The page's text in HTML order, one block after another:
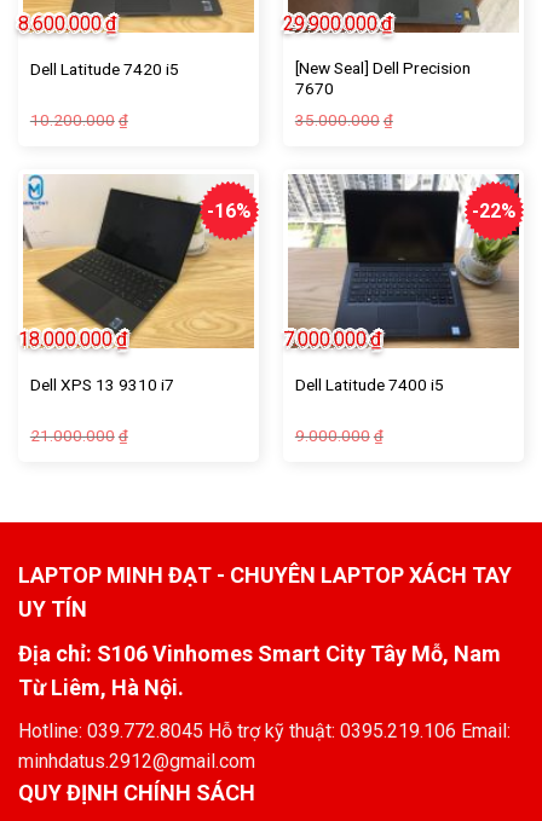
Dell Latitude 7420 i5
10.200.000 ₫
8.600.000₫
[New Seal] Dell Precision
7670
35.000.000 ₫
29.900.000₫
-16%
Dell XPS 13 9310 i7
21.000.000 ₫
18.000.000₫
-22%
Dell Latitude 7400 i5
9.000.000 ₫
7.000.000₫
LAPTOP MINH ĐẠT - CHUYÊN LAPTOP XÁCH TAY
UY TÍN
Địa chỉ: S106 Vinhomes Smart City Tây Mỗ, Nam
Từ Liêm, Hà Nội.
Hotline: 039.772.8045 Hỗ trợ kỹ thuật: 0395.219.106 Email:
minhdatus.2912@gmail.com
QUY ĐỊNH CHÍNH SÁCH